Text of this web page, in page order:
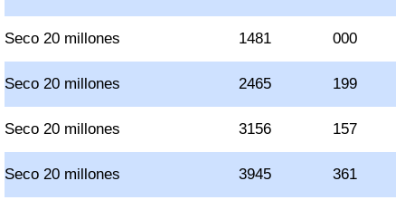
Seco 20 millones 1481 000
Seco 20 millones 2465 199
Seco 20 millones 3156 157
Seco 20 millones 3945 361